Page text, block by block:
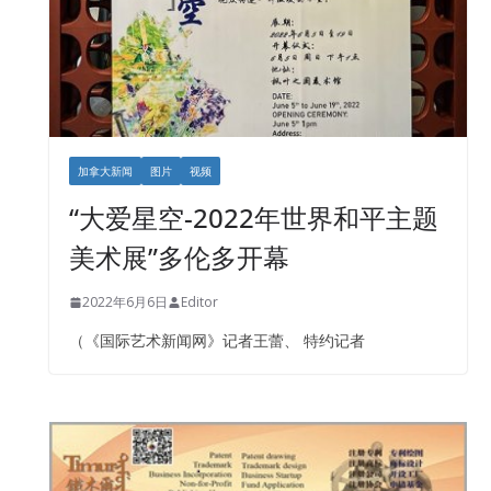
加拿大新闻 图片 视频
“大爱星空-2022年世界和平主题
美术展”多伦多开幕
2022年6月6日 Editor
（《国际艺术新闻网》记者王蕾、 特约记者